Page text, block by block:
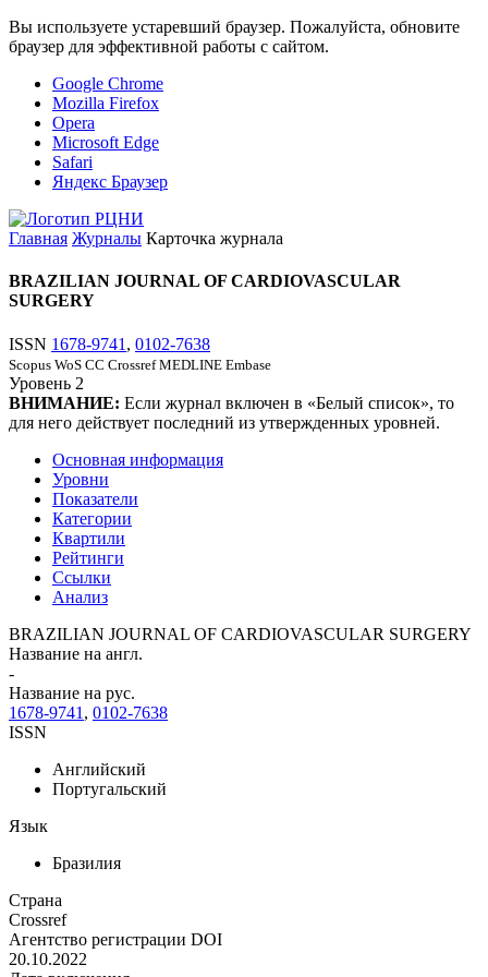
Вы используете устаревший браузер. Пожалуйста, обновите
браузер для эффективной работы с сайтом.
Google Chrome
Mozilla Firefox
Opera
Microsoft Edge
Safari
Яндекс Браузер
Главная Журналы Карточка журнала
BRAZILIAN JOURNAL OF CARDIOVASCULAR
SURGERY
ISSN 1678-9741 , 0102-7638
Scopus WoS CC Crossref MEDLINE Embase
Уровень 2
ВНИМАНИЕ: Если журнал включен в «Белый список», то
для него действует последний из утвержденных уровней.
Основная информация
Уровни
Показатели
Категории
Квартили
Рейтинги
Ссылки
Анализ
BRAZILIAN JOURNAL OF CARDIOVASCULAR SURGERY
Название на англ.
-
Название на рус.
1678-9741 , 0102-7638
ISSN
Английский
Португальский
Язык
Бразилия
Страна
Crossref
Агентство регистрации DOI
20.10.2022